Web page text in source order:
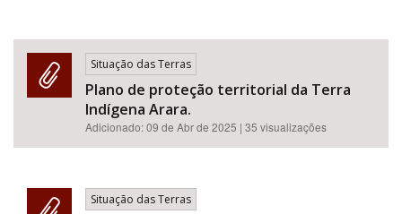
Situação das Terras
Plano de proteção territorial da Terra
Indígena Arara.
Adicionado:09 de Abr de 2025 | 35 visualizações
Situação das Terras